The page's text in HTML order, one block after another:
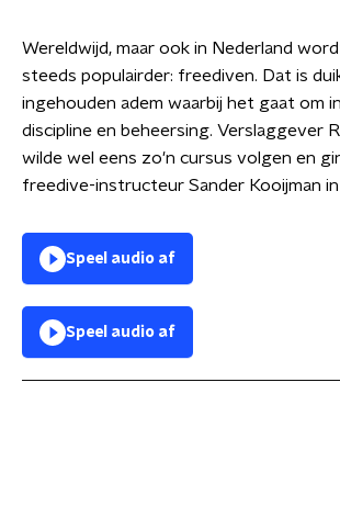
Wereldwijd, maar ook in Nederland
steeds populairder: freediven. Dat is
ingehouden adem waarbij het gaat om
discipline en beheersing. Verslaggever
wilde wel eens zo'n cursus volgen en
freedive-instructeur Sander Kooijman in
Speel audio af
Speel audio af